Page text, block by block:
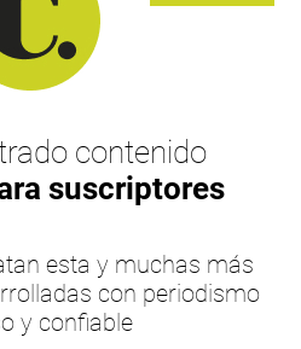
contenido
suscriptores
esta y muchas más
con periodismo
y confiable